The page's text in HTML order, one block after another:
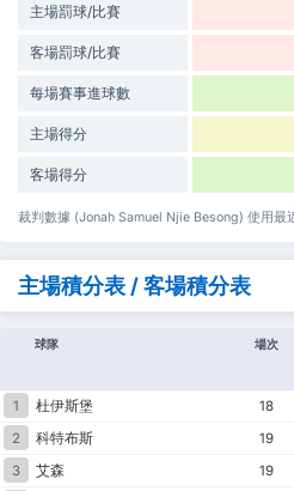
主場罰球/比賽
客場罰球/比賽
每場賽事進球數
主場得分
客場得分
裁判數據 (Jonah Samuel Njie Besong) 使用最
主場積分表 / 客場積分表
球隊 場次
1 杜伊斯堡 18
2
科特布斯 19
3
艾森 19